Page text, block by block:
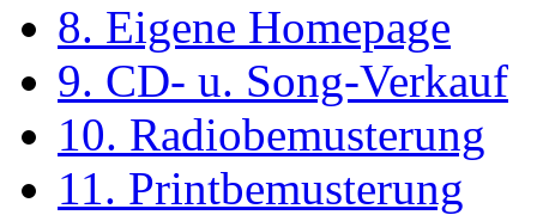
8. Eigene Homepage
9. CD- u. Song-Verkauf
10. Radiobemusterung
11. Printbemusterung